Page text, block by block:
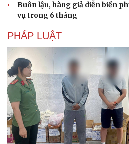
Buôn lậu, hàng giả diễn biến
vụ trong 6 tháng
PHÁP LUẬT